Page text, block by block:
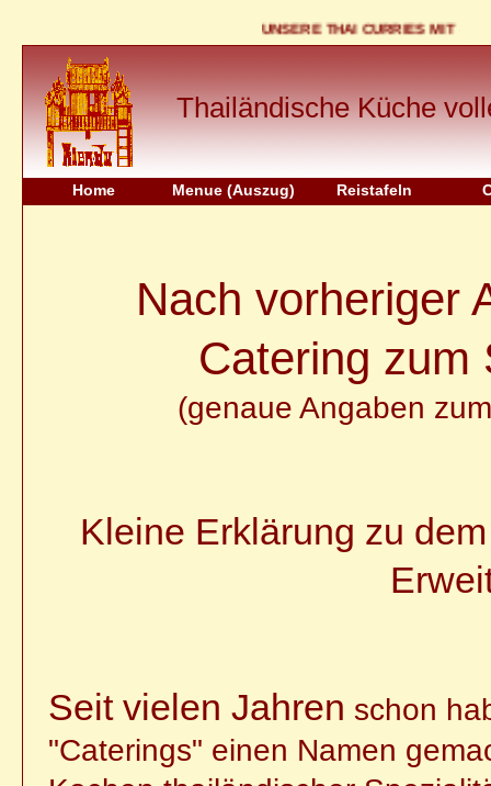
UNSERE THAI CURRIES MIT -
Thailändische Küche
Home Menue (Auszug) Reistafeln
Nach vorheriger
Catering zum
(genaue Angaben
Kleine Erklärung zu
Seit vielen Jahren schon
"Caterings" einen Namen